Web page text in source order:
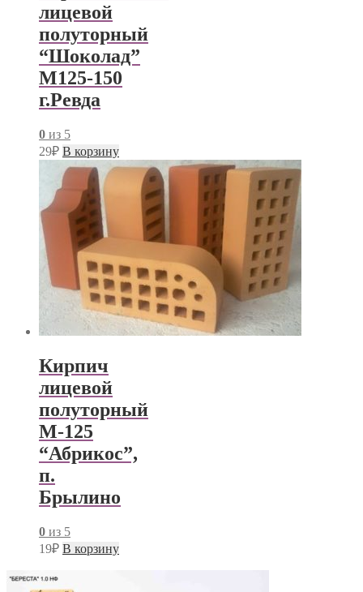
лицевой
полуторный
“Шоколад”
М125-150
г.Ревда
0 из 5
29₽ В корзину
Кирпич
лицевой
полуторный
М-125
“Абрикос”,
п.
Брылино
0 из 5
19₽ В корзину